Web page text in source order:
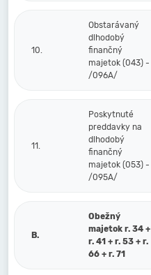
10.
Obstarávaný
dlhodobý
finančný
majetok (043) -
/096A/
11.
Poskytnuté
preddavky na
dlhodobý
finančný
majetok (053) -
/095A/
B.
Obežný
majetok r. 34 +
r. 41 + r. 53 + r.
66 + r. 71